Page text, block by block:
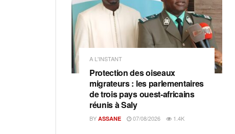
A L'INSTANT
Protection des oiseaux
migrateurs : les parlementaires
de trois pays ouest-africains
réunis à Saly
BY ASSANE 07/08/2026 1.4K